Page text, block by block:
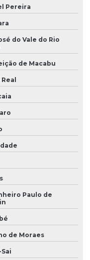
de operação
Pereira
do Vale do Rio
de Macabu
Paulo de
de Moraes